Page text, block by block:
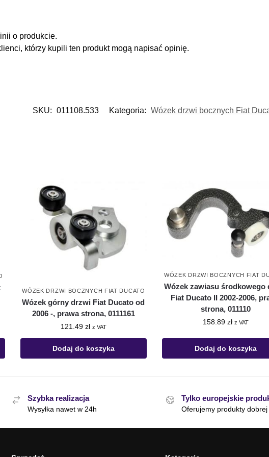
o produkcie.
którzy kupili ten produkt mogą napisać opinię.
SKU: 011108.533 Kategoria: Wózek drzwi bocznych Fiat
WÓZEK DRZWI BOCZNYCH FIAT DUCATO
Wózek górny drzwi Fiat Ducato od
2006 -, prawa strona, 0111161
121.49 zł z VAT
Dodaj do koszyka
WÓZEK DRZWI BOCZNYCH FIAT
Wózek zawiasu środkowego
Fiat Ducato II 2002-2006,
strona, 011110
158.89 zł z VAT
Dodaj do koszyka
Szybka realizacja
Wysyłka nawet w 24h
Tylko europejskie
Oferujemy produkty dobrej